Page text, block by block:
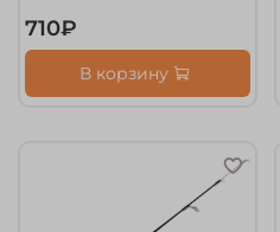
710₽
В корзину